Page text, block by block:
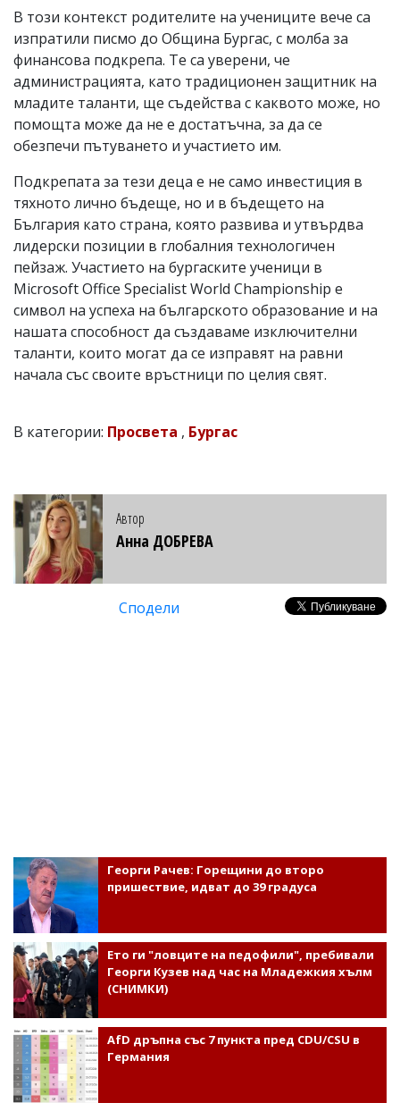
В този контекст родителите на учениците вече са
изпратили писмо до Община Бургас, с молба за
финансова подкрепа. Те са уверени, че
администрацията, като традиционен защитник на
младите таланти, ще съдейства с каквото може, но
помощта може да не е достатъчна, за да се
обезпечи пътуването и участието им.
Подкрепата за тези деца е не само инвестиция в
тяхното лично бъдеще, но и в бъдещето на
България като страна, която развива и утвърдва
лидерски позиции в глобалния технологичен
пейзаж. Участието на бургаските ученици в
Microsoft Office Specialist World Championship е
символ на успеха на българското образование и на
нашата способност да създаваме изключителни
таланти, които могат да се изправят на равни
начала със своите връстници по целия свят.
В категории: Просвета , Бургас
Автор
Анна ДОБРЕВА
Сподели
Георги Рачев: Горещини до второ
пришествие, идват до 39 градуса
Ето ги "ловците на педофили", пребивали
Георги Кузев над час на Младежкия хълм
(СНИМКИ)
AfD дръпна със 7 пункта пред CDU/CSU в
Германия